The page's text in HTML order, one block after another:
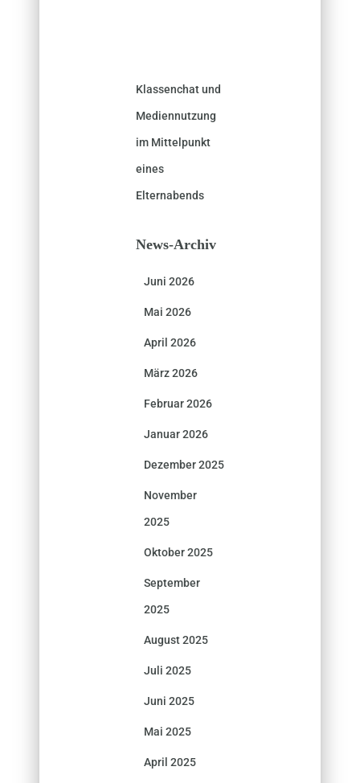
Klassenchat und
Mediennutzung
im Mittelpunkt
eines
Elternabends
News-Archiv
Juni 2026
Mai 2026
April 2026
März 2026
Februar 2026
Januar 2026
Dezember 2025
November
2025
Oktober 2025
September
2025
August 2025
Juli 2025
Juni 2025
Mai 2025
April 2025